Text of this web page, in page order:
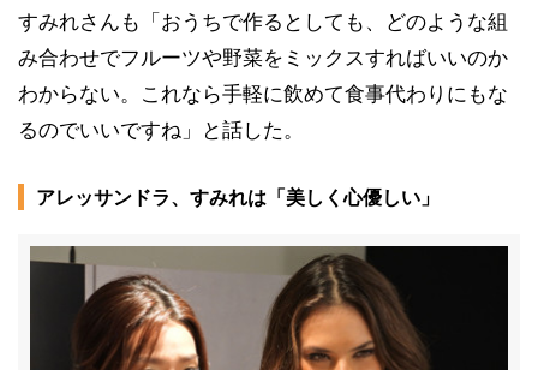
すみれさんも「おうちで作るとしても、どのような組
み合わせでフルーツや野菜をミックスすればいいのか
わからない。これなら手軽に飲めて食事代わりにもな
るのでいいですね」と話した。
アレッサンドラ、すみれは「美しく心優しい」